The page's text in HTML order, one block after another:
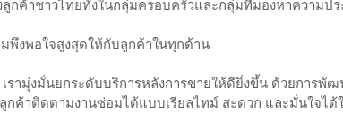
ลูกค้าชาวไทยทั้งในกลุ่มครอบครัวและกลุ่มที่มองหาความป
มพึงพอใจสูงสุดให้กับลูกค้าในทุกด้าน
เรามุ่งมั่นยกระดับบริการหลังการขายให้ดียิ่งขึ้น ด้วยการพั
ค้าติดตามงานซ่อมได้แบบเรียลไทม์ สะดวก และมั่นใจได้